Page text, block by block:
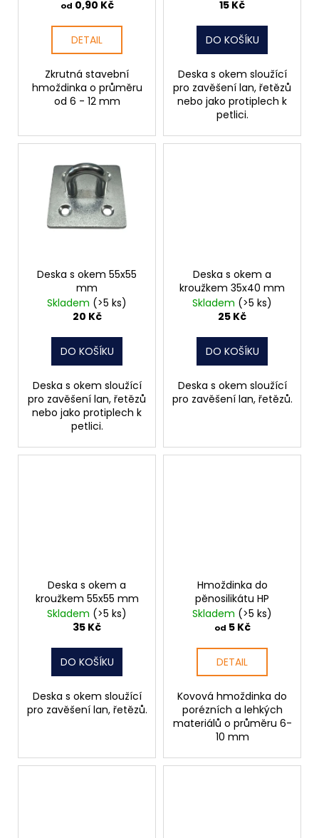
od 0,90 Kč
DETAIL
Zkrutná stavební
hmoždinka o průměru
od 6 - 12 mm
15 Kč
DO KOŠÍKU
Deska s okem sloužící
pro zavěšení lan, řetězů
nebo jako protiplech k
petlici.
Deska s okem 55x55
mm
Skladem (>5 ks)
20 Kč
DO KOŠÍKU
Deska s okem sloužící
pro zavěšení lan, řetězů
nebo jako protiplech k
petlici.
Deska s okem a
kroužkem 35x40 mm
Skladem (>5 ks)
25 Kč
DO KOŠÍKU
Deska s okem sloužící
pro zavěšení lan, řetězů.
Deska s okem a
kroužkem 55x55 mm
Skladem (>5 ks)
35 Kč
DO KOŠÍKU
Deska s okem sloužící
pro zavěšení lan, řetězů.
Hmoždinka do
pěnosilikátu HP
Skladem (>5 ks)
od 5 Kč
DETAIL
Kovová hmoždinka do
porézních a lehkých
materiálů o průměru 6-
10 mm